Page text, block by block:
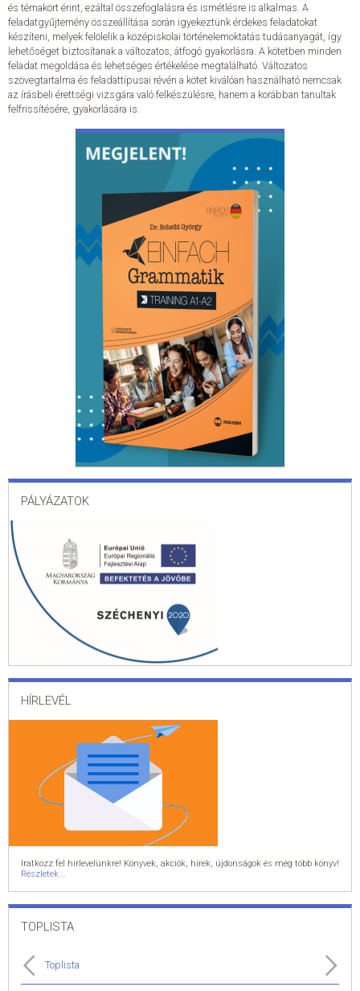
és témakört érint, ezáltal összefoglalásra és ismétlésre is alkalmas. A
feladatgyűjtemény összeállítása során igyekeztünk érdekes feladatokat
készíteni, melyek felölelik a középiskolai történelemoktatás tudásanyagát, így
lehetőséget biztosítanak a változatos, átfogó gyakorlásra. A kötetben minden
feladat megoldása és lehetséges értékelése megtalálható. Változatos
szövegtartalma és feladattípusai révén a kötet kiválóan használható nemcsak
az írásbeli érettségi vizsgára való felkészülésre, hanem a korábban tanultak
felfrissítésére, gyakorlására is.
PÁLYÁZATOK
HÍRLEVÉL
Iratkozz fel hírlevelünkre! Könyvek, akciók, hírek, újdonságok és még több könyv!
Részletek...
TOPLISTA
Toplista